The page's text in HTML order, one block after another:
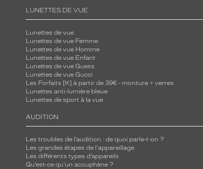
LUNETTES DE VUE
Lunettes de vue
Lunettes de vue Femme
Lunettes de vue Homme
Lunettes de vue Enfant
Lunettes de vue Guess
Lunettes de vue Gucci
Les Forfaits [K] à partir de 39€ - monture + verres
Lunettes anti-lumière bleue
Lunettes de sport à la vue
AUDITION
Les troubles de l’audition : de quoi parle-t-on ?
Les grandes étapes de l'appareillage
Les différents types d’appareils
Qu’est-ce qu'un acouphène ?